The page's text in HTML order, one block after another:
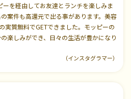
ーを経由してお友達とランチを楽しみま
案件も高還元で出る事があります。美容
実質無料でGETできました。モッピーの
楽しみができ、日々の生活が豊かになり
（インスタグラマー）